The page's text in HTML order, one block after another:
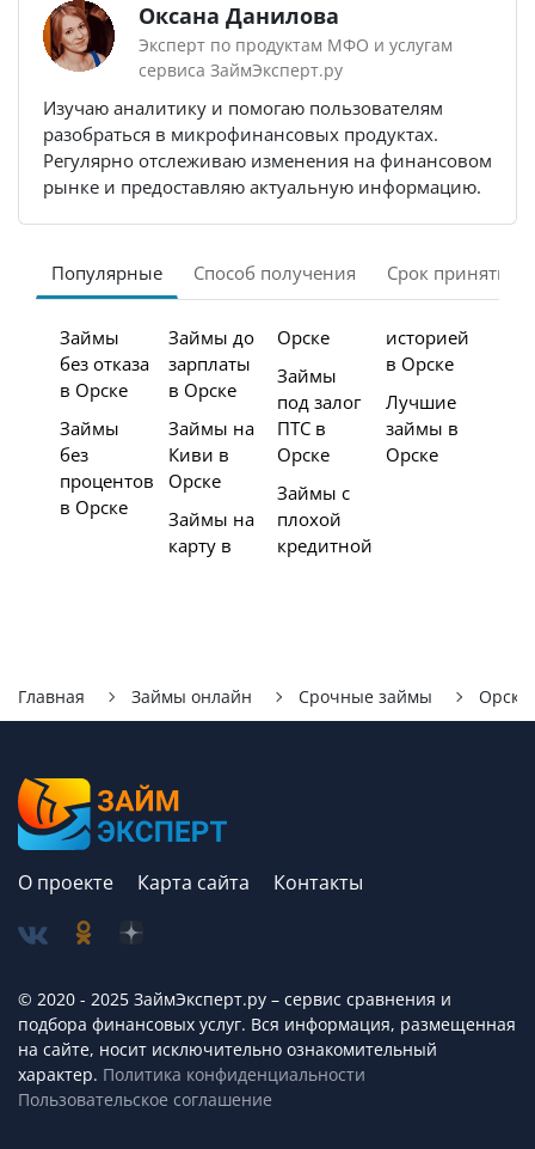
Оксана Данилова
Эксперт по продуктам МФО и услугам
сервиса ЗаймЭксперт.ру
Изучаю аналитику и помогаю пользователям
разобраться в микрофинансовых продуктах.
Регулярно отслеживаю изменения на финансовом
рынке и предоставляю актуальную информацию.
Популярные Способ получения Срок принятия
Займы
без отказа
в Орске
Займы
без
процентов
в Орске
Займы до
зарплаты
в Орске
Займы на
Киви в
Орске
Займы на
карту в
Орске
Займы
под залог
ПТС в
Орске
Займы с
плохой
кредитной
историей
в Орске
Лучшие
займы в
Орске
Главная Займы онлайн Срочные займы Орск
О проекте Карта сайта Контакты
© 2020 - 2025 ЗаймЭксперт.ру – сервис cравнения и
подбора финансовых услуг. Вся информация, размещенная
на сайте, носит исключительно ознакомительный
характер. Политика конфиденциальности
Пользовательское соглашение